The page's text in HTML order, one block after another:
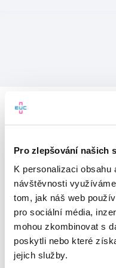
Pro zlepšování našich
K personalizaci obsahu
návštěvnosti
tom, jak náš web
pro sociální média,
mohou zkombinovat s
poskytli nebo které
jejich služby.